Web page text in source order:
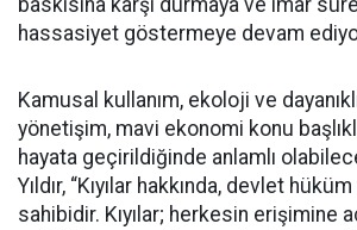
baskısına karşı durmaya ve imar
hassasiyet göstermeye devam
Kamusal kullanım, ekoloji ve
yönetişim, mavi ekonomi konu
hayata geçirildiğinde anlamlı
Yıldır, “Kıyılar hakkında, devlet
sahibidir. Kıyılar; herkesin erişimine